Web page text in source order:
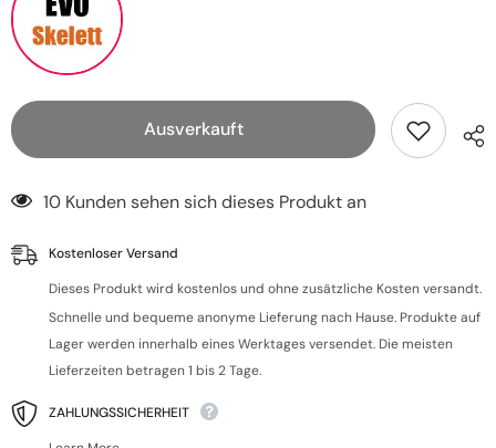
Ausverkauft
10 Kunden sehen sich dieses Produkt an
Kostenloser Versand
Dieses Produkt wird kostenlos und ohne zusätzliche Kosten versandt.
Schnelle und bequeme anonyme Lieferung nach Hause. Produkte auf
Lager werden innerhalb eines Werktages versendet. Die meisten
Lieferzeiten betragen 1 bis 2 Tage.
ZAHLUNGSSICHERHEIT